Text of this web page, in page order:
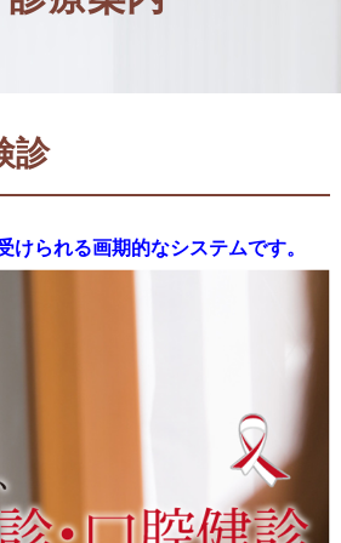
診
られる画期的なシステムです。